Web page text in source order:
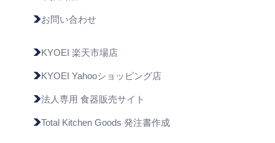
お問い合わせ
KYOEI 楽天市場店
KYOEI Yahooショッピング店
法人専用 食器販売サイト
Total Kitchen Goods 発注書作成